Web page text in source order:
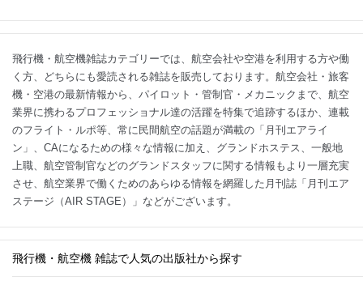
飛行機・航空機雑誌カテゴリーでは、航空会社や空港を利用する方や働
く方、どちらにも愛読される雑誌を販売しております。航空会社・旅客
機・空港の最新情報から、パイロット・管制官・メカニックまで、航空
業界に携わるプロフェッショナル達の活躍を特集で追跡するほか、連載
のフライト・ルポ等、常に民間航空の話題が満載の「月刊エアライ
ン」、CAになるための様々な情報に加え、グランドホステス、一般地
上職、航空管制官などのグランドスタッフに関する情報もより一層充実
させ、航空業界で働くためのあらゆる情報を網羅した月刊誌「月刊エア
ステージ（AIR STAGE）」などがございます。
飛行機・航空機 雑誌で人気の出版社から探す